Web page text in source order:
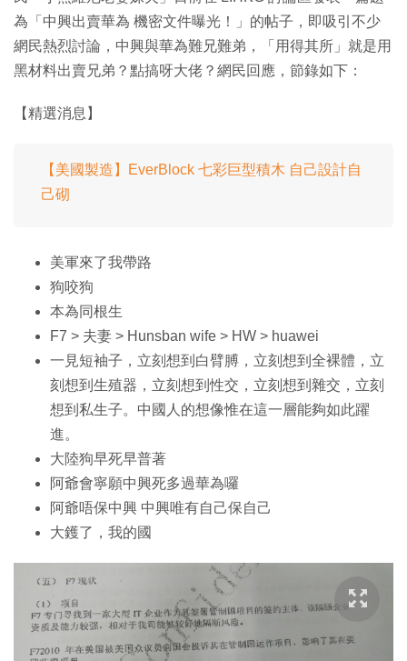
為「中興出賣華為 機密文件曝光！」的帖子，即吸引不少
網民熱烈討論，中興與華為難兄難弟，「用得其所」就是用
黑材料出賣兄弟？點搞呀大佬？網民回應，節錄如下：
【精選消息】
【美國製造】EverBlock 七彩巨型積木 自己設計自
己砌
美軍來了我帶路
狗咬狗
本為同根生
F7 > 夫妻 > Hunsban wife > HW > huawei
一見短袖子，立刻想到白臂膊，立刻想到全裸體，立
刻想到生殖器，立刻想到性交，立刻想到雜交，立刻
想到私生子。中國人的想像惟在這一層能夠如此躍
進。
大陸狗早死早普著
阿爺會寧願中興死多過華為囉
阿爺唔保中興 中興唯有自己保自己
大鑊了，我的國